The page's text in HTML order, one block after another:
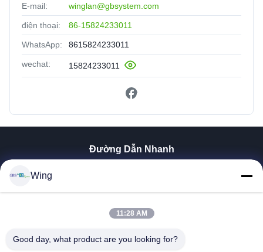
E-mail: winglan@gbsystem.com
điện thoại: 86-15824233011
WhatsApp: 8615824233011
wechat: 15824233011
Đường Dẫn Nhanh
Trình Diễn VR
Chuyến Tham Quan Nhà Máy
Wing
11:28 AM
Good day, what product are you looking for?